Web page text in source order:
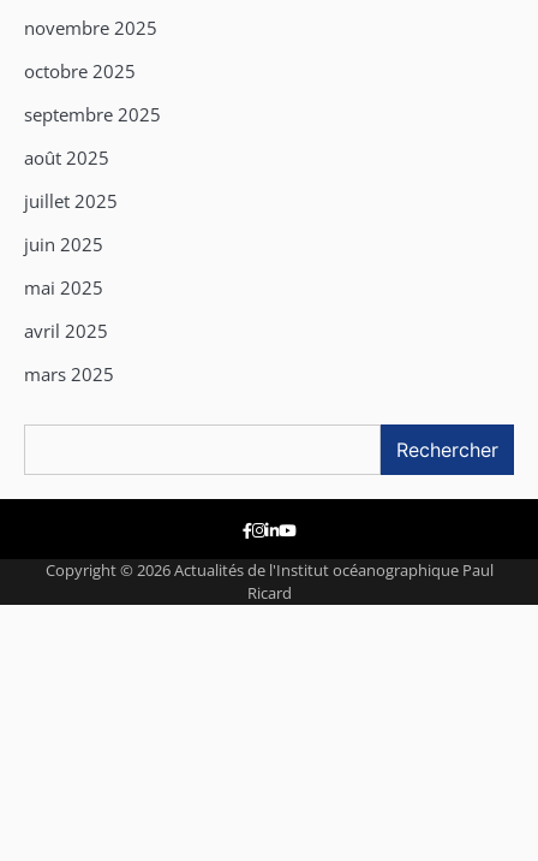
novembre 2025
octobre 2025
septembre 2025
août 2025
juillet 2025
juin 2025
mai 2025
avril 2025
mars 2025
Rechercher
Facebook
Instagram
Linkedin
Youtube
Copyright © 2026Actualités de l'Institut océanographique Paul
Ricard